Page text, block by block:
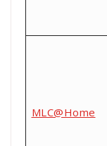
MLC@Home